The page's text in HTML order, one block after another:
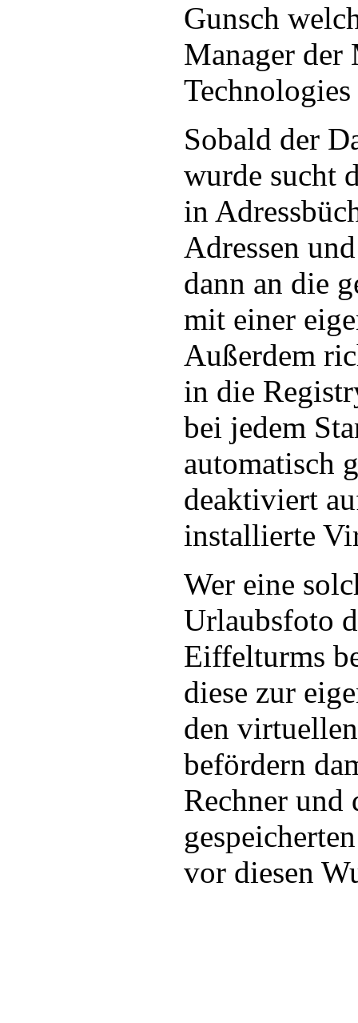
Gunsch
Manager
Sobald der
wurde sucht
in
Adressen
dann an die
mit einer
Außerdem
in die
bei jedem
automatisch
deaktiviert
installierte
Wer eine
Urlaubsfoto
Eiffelturms
diese zur
den
befördern
Rechner und
vor diesen